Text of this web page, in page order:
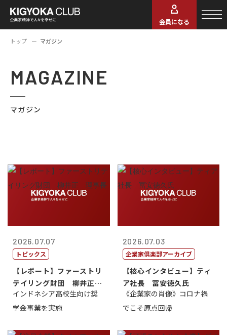
会員になる
トップ マガジン
MAGAZINE
マガジン
2026.07.07
トピックス
【レポート】ファーストリ
テイリング財団 柳井正
理事長
インドネシア高校生向け奨
学金事業を実施
2026.07.03
企業家倶楽部アーカイブ
【核心インタビュー】ティ
ア社長 冨安徳久氏
《企業家の肖像》コロナ禍
でこそ原点回帰